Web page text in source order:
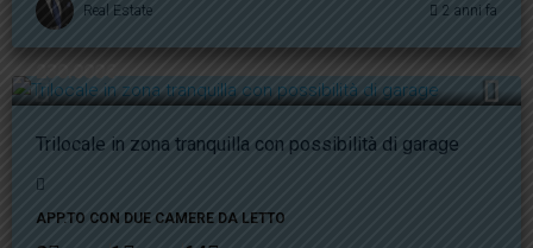
Real Estate 2 anni fa
230.000€
Trilocale in zona tranquilla con possibilità di garage
APP.TO CON DUE CAMERE DA LETTO